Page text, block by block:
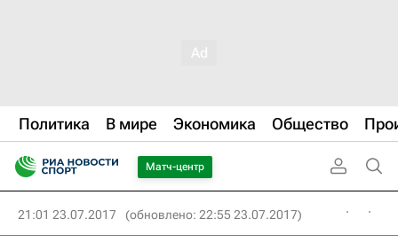
Политика В мире Экономика Общество
Матч-центр
21:01 23.07.2017 (обновлено: 22:55 23.07.2017)